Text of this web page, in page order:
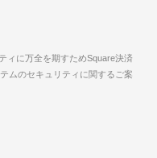
ィに万全を期すためSquare決済
ムのセキュリティに関するご案